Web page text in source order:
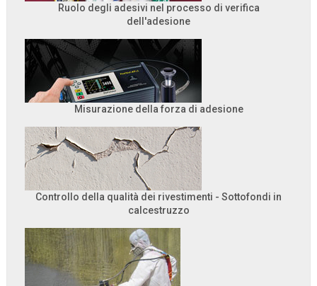
Ruolo degli adesivi nel processo di verifica
dell'adesione
Misurazione della forza di adesione
Controllo della qualità dei rivestimenti - Sottofondi in
calcestruzzo